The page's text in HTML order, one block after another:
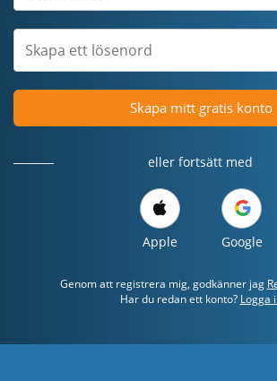
Skapa mitt gratis konto
eller fortsätt med
Apple Google
Genom att registrera mig, godkänner jag
Har du redan ett konto? Logga